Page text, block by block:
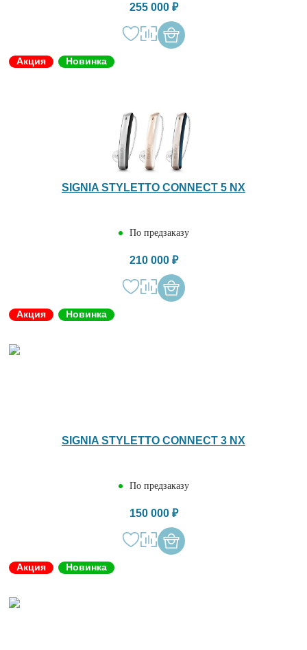
255 000 ₽
Акция Новинка
SIGNIA STYLETTO CONNECT 5 NX
По предзаказу
210 000 ₽
Акция Новинка
SIGNIA STYLETTO CONNECT 3 NX
По предзаказу
150 000 ₽
Акция Новинка